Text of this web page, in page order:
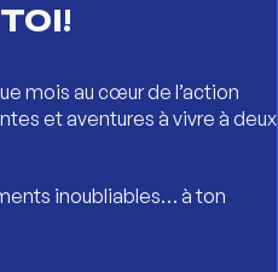
mois au cœur de l’action
et aventures à vivre à deux
inoubliables… à ton